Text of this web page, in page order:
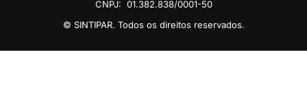
CNPJ: 01.382.838/0001-50
© SINTIPAR. Todos os direitos reservados.